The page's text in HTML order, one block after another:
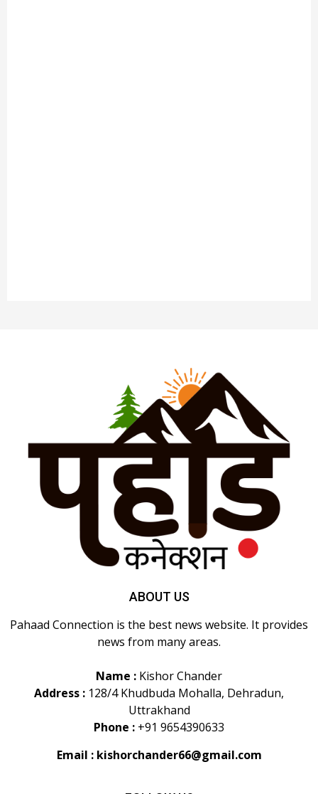
ABOUT US
Pahaad Connection is the best news website. It provides
news from many areas.
Name : Kishor Chander
Address : 128/4 Khudbuda Mohalla, Dehradun,
Uttrakhand
Phone : +91 9654390633
Email : kishorchander66@gmail.com